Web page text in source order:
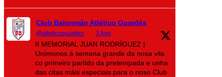
Club Balonmán Atlético Guardés
@atleticoguardes · 3 Ago
II MEMORIAL JUAN RODRÍGUEZ |
Unímonos á semana grande da nosa vila
co primeiro partido da pretempada e unha
das citas máis especiais para o noso Club